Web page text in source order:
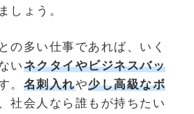
しょう。
の多い仕事であれば、いく
いネクタイやビジネスバッ
。 名刺入れや少し高級なボ
社会人なら誰もが持ちたい